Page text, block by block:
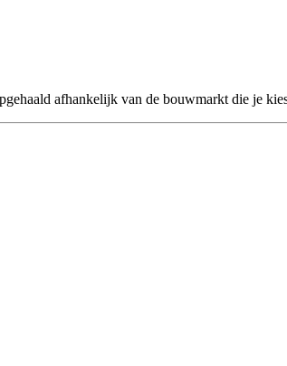
afhankelijk van de bouwmarkt die je